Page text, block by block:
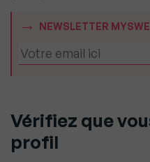
NEWSLETTER
Vérifiez que
profil